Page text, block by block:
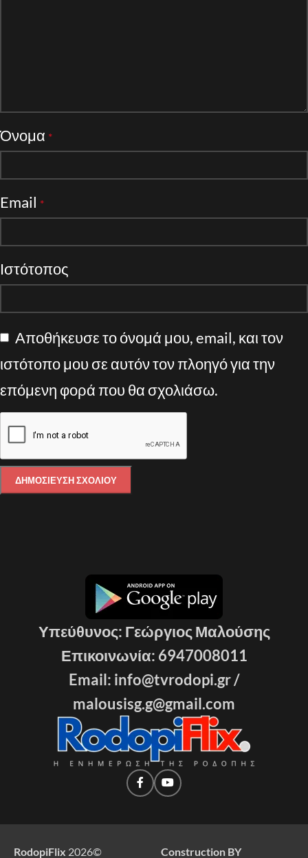
Όνομα *
Email *
Ιστότοπος
Αποθήκευσε το όνομά μου, email, και τον
ιστότοπο μου σε αυτόν τον πλοηγό για την
επόμενη φορά που θα σχολιάσω.
Υπεύθυνος: Γεώργιος Μαλούσης
Επικοινωνία: 6947008011
Email: info@tvrodopi.gr /
malousisg.g@gmail.com
RodopiFlix 2026© Construction BY